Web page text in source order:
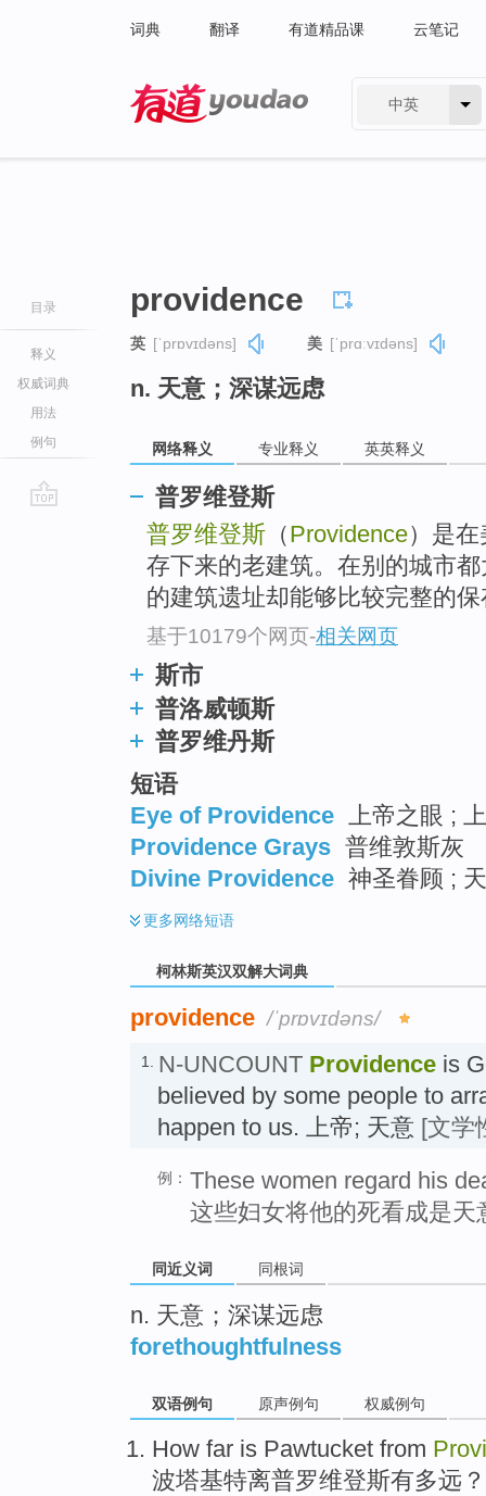
词典 翻译 有道精品课 云笔记
中英
目录
释义
权威词典
用法
例句
providence
英 [ˈprɒvɪdəns] 美 [ˈprɑːvɪdəns]
n. 天意；深谋远虑
网络释义 专业释义 英英释义
普罗维登斯
普罗维登斯 （Providence）是
存下来的老建筑。在别的城市
的建筑遗址却能够比较完整的
基于10179个网页-相关网页
斯市
普洛威顿斯
普罗维丹斯
短语
Eye of Providence
上帝之眼 ;
Providence Grays 普维敦斯灰
Divine Providence 神圣眷顾 ;
更多网络短语
柯林斯英汉双解大词典
providence /ˈprɒvɪdəns/
1. N-UNCOUNT Providence is
believed by some people to
happen to us. 上帝; 天意 [文学
例： These women regard his
这些妇女将他的死看成是天
同近义词 同根词
n. 天意；深谋远虑
forethoughtfulness
双语例句 原声例句 权威例句
How far is Pawtucket from
波塔基特离普罗维登斯有多远 ？